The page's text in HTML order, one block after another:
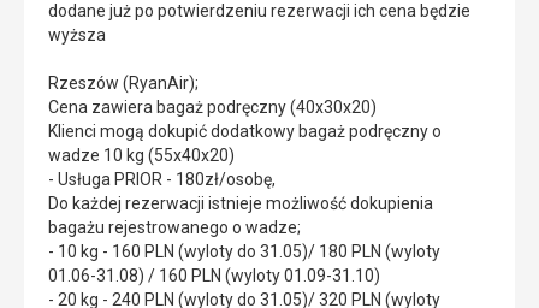
dodane już po potwierdzeniu rezerwacji ich cena będzie
wyższa
Rzeszów (RyanAir);
Cena zawiera bagaż podręczny (40x30x20)
Klienci mogą dokupić dodatkowy bagaż podręczny o
wadze 10 kg (55x40x20)
- Usługa PRIOR - 180zł/osobę,
Do każdej rezerwacji istnieje możliwość dokupienia
bagażu rejestrowanego o wadze;
- 10 kg - 160 PLN (wyloty do 31.05)/ 180 PLN (wyloty
01.06-31.08) / 160 PLN (wyloty 01.09-31.10)
- 20 kg - 240 PLN (wyloty do 31.05)/ 320 PLN (wyloty